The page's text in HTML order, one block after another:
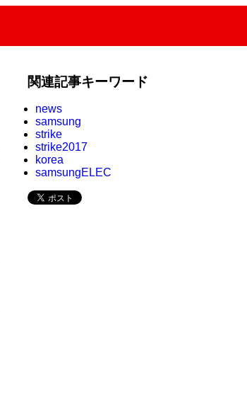
関連記事キーワード
news
samsung
strike
strike2017
korea
samsungELEC